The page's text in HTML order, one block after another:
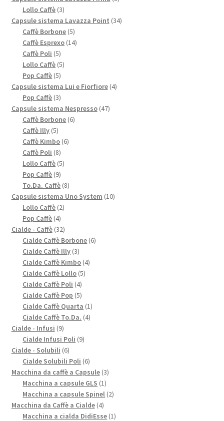
Lollo Caffè 33
prodotti
Capsule sistema Lavazza Point 3434
Caffè Borbone 55
prodotti
Caffè Esprexo 1414
Caffè Poli 55
prodotti
Lollo Caffè 55
Pop Caffè 55
prodotti
Capsule sistema Lui e Fiorfiore 44
Pop Caffè 33
prodotti
Capsule sistema Nespresso 4747
Caffè Borbone 66
Caffè Illy 55
prodotti
Caffè Kimbo 66
Caffè Poli 88
prodotti
Lollo Caffè 55
Pop Caffè 99
prodotti
To.Da. Caffè 88
prodotti
Capsule sistema Uno System 1010
Lollo Caffè 22
Pop Caffè 44
prodotti
Cialde - Caffè 3232
prodotti
Cialde Caffè Borbone 66
Cialde Caffè Illy 33
prodotti
Cialde Caffè Kimbo 44
Cialde Caffè Lollo 55
Cialde Caffè Poli 44
prodotti
Cialde Caffè Pop 55
prodotti
Cialde Caffè Quarta 11
Cialde Caffè To.Da. 44
Cialde - Infusi 99
prodotti
Cialde Infusi Poli 99
Cialde - Solubili 66
prodotti
Cialde Solubili Poli 66
prodotti
Macchina da caffè a Capsule 33
Macchina a capsule GLS 11
prodotto
Macchina a capsule Spinel 22
Macchina da Caffè a Cialde 44
prodotti
Macchina a cialda DidiEsse 11